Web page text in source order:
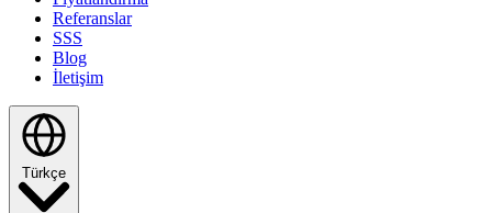
Referanslar
SSS
Blog
İletişim
Türkçe